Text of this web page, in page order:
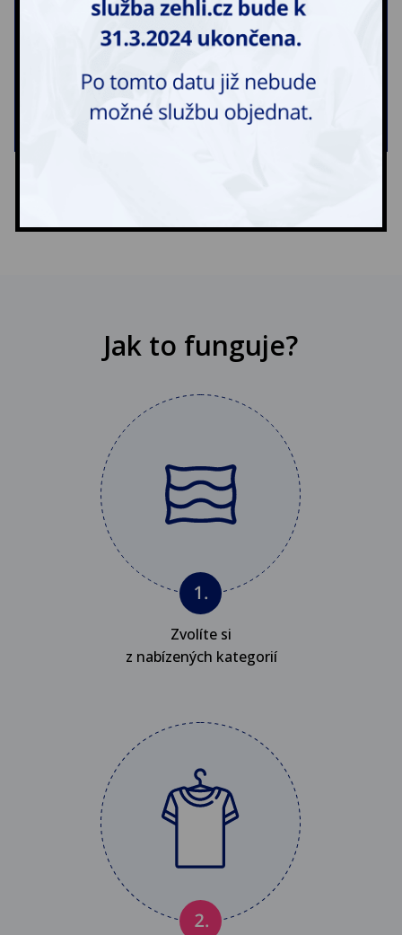
(PSČ 391 56)
Zobrazit na mapě
Tábor 5
(PSČ 390 05)
Zobrazit na mapě
Jak to funguje?
Zvolíte si
z nabízených kategorií